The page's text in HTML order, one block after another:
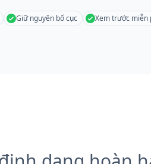
Giữ nguyên bố cục Xem trước miễn